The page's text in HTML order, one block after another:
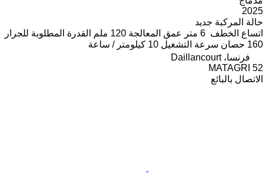
2025
حالة المركبة جديد
اتساع الخطف 6 متر عمق المعالجة 120 ملم
القدرة المطلوبة للجرار
160 حصان
سرعة التشغيل 10 كيلومتر / ساعة
فرنسا، Daillancourt
MATAGRI 52
الاتصال بالبائع